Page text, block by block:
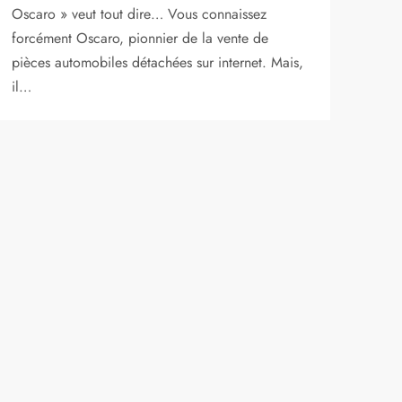
Oscaro » veut tout dire… Vous connaissez
forcément Oscaro, pionnier de la vente de
pièces automobiles détachées sur internet. Mais,
il…